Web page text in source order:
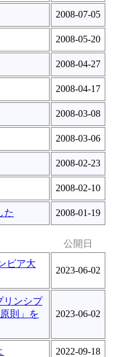
2008-07-05
2008-05-20
2008-04-27
2008-04-17
2008-03-08
2008-03-06
2008-02-23
2008-02-10
た 2008-01-19
公開日
ビア大
2023-06-02
リンシプ
則」を
2023-06-02
2022-09-18